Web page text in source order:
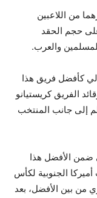
من اللاعبين
حجم الحقد
والعرب.
كأفضل فريق هذا
الفريق كريستيانو
إلى جانب المنتخب
ضمن الأفضل هذا
الجنوبية لكأس
من بين الأفضل، بعد